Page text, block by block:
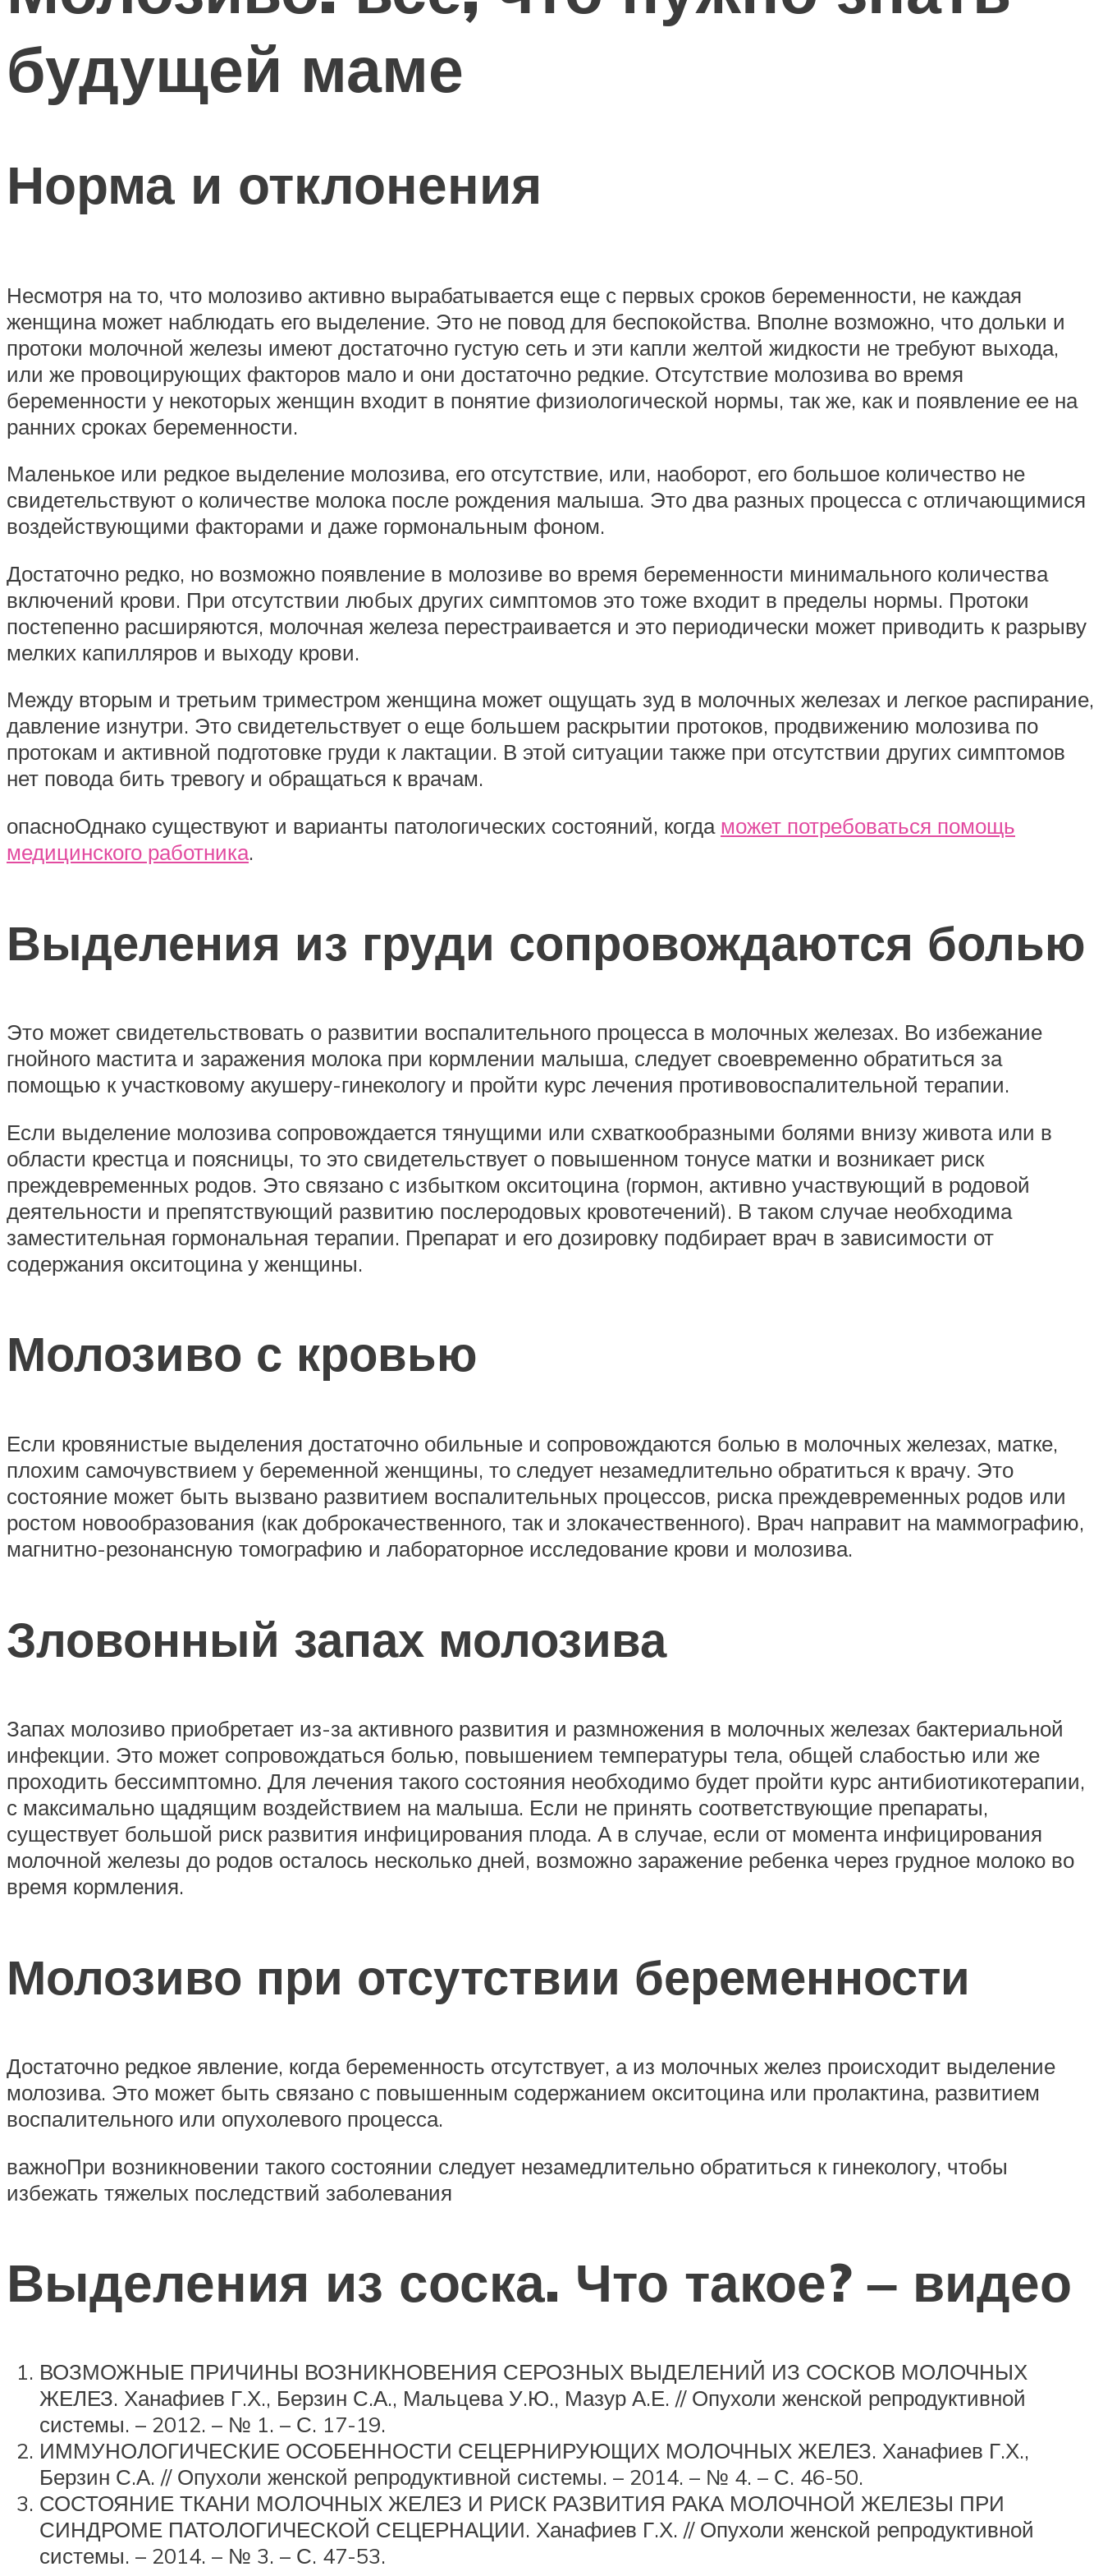
будущей маме
Норма и отклонения
Несмотря на то, что молозиво активно вырабатывается еще с первых сроков беременности, не каждая
женщина может наблюдать его выделение. Это не повод для беспокойства. Вполне возможно, что дольки и
протоки молочной железы имеют достаточно густую сеть и эти капли желтой жидкости не требуют выхода,
или же провоцирующих факторов мало и они достаточно редкие. Отсутствие молозива во время
беременности у некоторых женщин входит в понятие физиологической нормы, так же, как и появление ее на
ранних сроках беременности.
Маленькое или редкое выделение молозива, его отсутствие, или, наоборот, его большое количество не
свидетельствуют о количестве молока после рождения малыша. Это два разных процесса с отличающимися
воздействующими факторами и даже гормональным фоном.
Достаточно редко, но возможно появление в молозиве во время беременности минимального количества
включений крови. При отсутствии любых других симптомов это тоже входит в пределы нормы. Протоки
постепенно расширяются, молочная железа перестраивается и это периодически может приводить к разрыву
мелких капилляров и выходу крови.
Между вторым и третьим триместром женщина может ощущать зуд в молочных железах и легкое распирание,
давление изнутри. Это свидетельствует о еще большем раскрытии протоков, продвижению молозива по
протокам и активной подготовке груди к лактации. В этой ситуации также при отсутствии других симптомов
нет повода бить тревогу и обращаться к врачам.
опасноОднако существуют и варианты патологических состояний, когда может потребоваться помощь
медицинского работника.
Выделения из груди сопровождаются болью
Это может свидетельствовать о развитии воспалительного процесса в молочных железах. Во избежание
гнойного мастита и заражения молока при кормлении малыша, следует своевременно обратиться за
помощью к участковому акушеру-гинекологу и пройти курс лечения противовоспалительной терапии.
Если выделение молозива сопровождается тянущими или схваткообразными болями внизу живота или в
области крестца и поясницы, то это свидетельствует о повышенном тонусе матки и возникает риск
преждевременных родов. Это связано с избытком окситоцина (гормон, активно участвующий в родовой
деятельности и препятствующий развитию послеродовых кровотечений). В таком случае необходима
заместительная гормональная терапии. Препарат и его дозировку подбирает врач в зависимости от
содержания окситоцина у женщины.
Молозиво с кровью
Если кровянистые выделения достаточно обильные и сопровождаются болью в молочных железах, матке,
плохим самочувствием у беременной женщины, то следует незамедлительно обратиться к врачу. Это
состояние может быть вызвано развитием воспалительных процессов, риска преждевременных родов или
ростом новообразования (как доброкачественного, так и злокачественного). Врач направит на маммографию,
магнитно-резонансную томографию и лабораторное исследование крови и молозива.
Зловонный запах молозива
Запах молозиво приобретает из-за активного развития и размножения в молочных железах бактериальной
инфекции. Это может сопровождаться болью, повышением температуры тела, общей слабостью или же
проходить бессимптомно. Для лечения такого состояния необходимо будет пройти курс антибиотикотерапии,
с максимально щадящим воздействием на малыша. Если не принять соответствующие препараты,
существует большой риск развития инфицирования плода. А в случае, если от момента инфицирования
молочной железы до родов осталось несколько дней, возможно заражение ребенка через грудное молоко во
время кормления.
Молозиво при отсутствии беременности
Достаточно редкое явление, когда беременность отсутствует, а из молочных желез происходит выделение
молозива. Это может быть связано с повышенным содержанием окситоцина или пролактина, развитием
воспалительного или опухолевого процесса.
важноПри возникновении такого состоянии следует незамедлительно обратиться к гинекологу, чтобы
избежать тяжелых последствий заболевания
Выделения из соска. Что такое? ‒ видео
ВОЗМОЖНЫЕ ПРИЧИНЫ ВОЗНИКНОВЕНИЯ СЕРОЗНЫХ ВЫДЕЛЕНИЙ ИЗ СОСКОВ МОЛОЧНЫХ
ЖЕЛЕЗ. Ханафиев Г.Х., Берзин С.А., Мальцева У.Ю., Мазур А.Е. // Опухоли женской репродуктивной
системы. – 2012. – № 1. – С. 17-19.
ИММУНОЛОГИЧЕСКИЕ ОСОБЕННОСТИ СЕЦЕРНИРУЮЩИХ МОЛОЧНЫХ ЖЕЛЕЗ. Ханафиев Г.Х.,
Берзин С.А. // Опухоли женской репродуктивной системы. – 2014. – № 4. – С. 46-50.
СОСТОЯНИЕ ТКАНИ МОЛОЧНЫХ ЖЕЛЕЗ И РИСК РАЗВИТИЯ РАКА МОЛОЧНОЙ ЖЕЛЕЗЫ ПРИ
СИНДРОМЕ ПАТОЛОГИЧЕСКОЙ СЕЦЕРНАЦИИ. Ханафиев Г.Х. // Опухоли женской репродуктивной
системы. – 2014. – № 3. – С. 47-53.